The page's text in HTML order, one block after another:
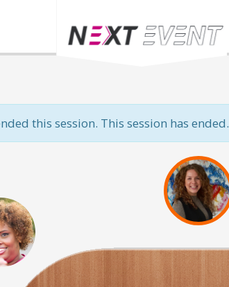
this session. This session has ended.